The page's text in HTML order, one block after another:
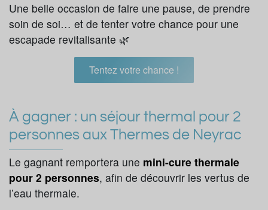
Une belle occasion de faire une pause, de prendre
soin de soi… et de tenter votre chance pour une
escapade revitalisante 🌿
Tentez votre chance !
À gagner : un séjour thermal pour 2
personnes aux Thermes de Neyrac
Le gagnant remportera une mini-cure thermale
pour 2 personnes, afin de découvrir les vertus de
l’eau thermale.